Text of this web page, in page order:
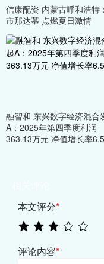
信康配资 内蒙古呼和浩特
市那达慕 点燃夏日激情
融智和 东兴数字经济混合
A：2025年第四季度利润
363.13万元 净值增长率
本文评分*
评论内容*